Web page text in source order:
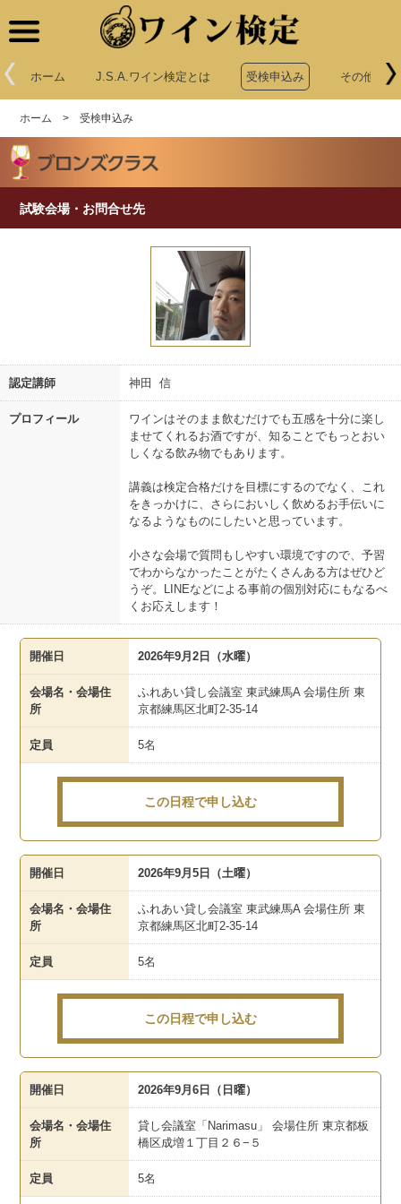
ホーム J.S.A.ワイン検定とは 受検申込み その他申込
ホーム >受検申込み
試験会場・お問合せ先
認定講師 神田 信
プロフィール
ワインはそのまま飲むだけでも五感を十分に楽し
ませてくれるお酒ですが、知ることでもっとおい
しくなる飲み物でもあります。
講義は検定合格だけを目標にするのでなく、これ
をきっかけに、さらにおいしく飲めるお手伝いに
なるようなものにしたいと思っています。
小さな会場で質問もしやすい環境ですので、予習
でわからなかったことがたくさんある方はぜひど
うぞ。LINEなどによる事前の個別対応にもなるべ
くお応えします！
開催日 2026年9月2日（水曜）
会場名・会場住
所
ふれあい貸し会議室 東武練馬A 会場住所 東
京都練馬区北町2-35-14
定員 5名
この日程で申し込む
開催日 2026年9月5日（土曜）
会場名・会場住
所
ふれあい貸し会議室 東武練馬A 会場住所 東
京都練馬区北町2-35-14
定員 5名
この日程で申し込む
開催日 2026年9月6日（日曜）
会場名・会場住
所
貸し会議室「Narimasu」 会場住所 東京都板
橋区成増１丁目２６−５
定員 5名